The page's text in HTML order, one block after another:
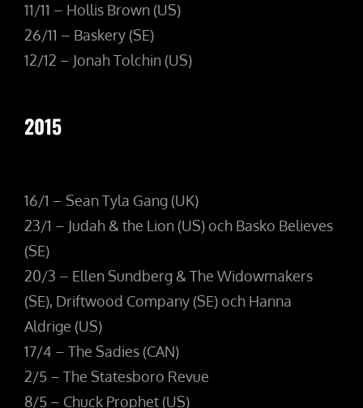
11/11 – Hollis Brown (US)
26/11 – Baskery (SE)
12/12 – Jonah Tolchin (US)
2015
16/1 – Sean Tyla Gang (UK)
23/1 – Judah & the Lion (US) och Basko Believes
(SE)
20/3 – Ellen Sundberg & The Widowmakers
(SE), Driftwood Company (SE) och Hanna
Aldrige (US)
17/4 – The Sadies (CAN)
2/5 – The Statesboro Revue
8/5 – Chuck Prophet (US)